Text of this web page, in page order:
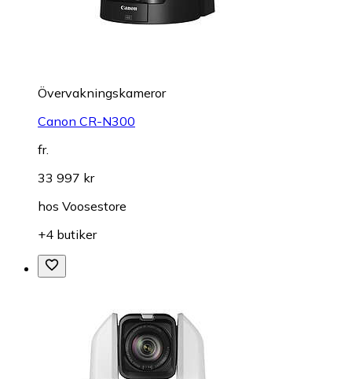
Övervakningskameror
Canon CR-N300
fr.
33 997 kr
hos Voosestore
+4 butiker